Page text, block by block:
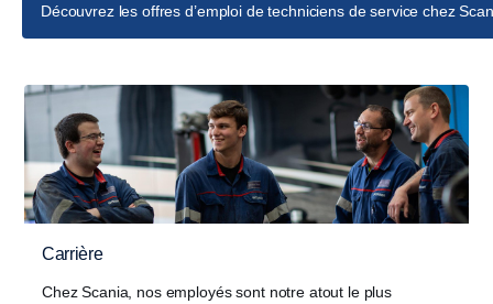
Découvrez les offres d’emploi de techniciens de service chez
Carrière
Chez Scania, nos employés sont notre atout le plus